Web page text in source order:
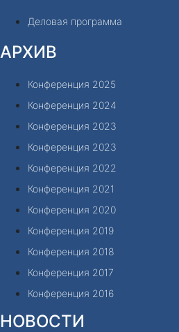
Деловая программа
АРХИВ
Конференция 2025
Конференция 2024
Конференция 2023
Конференция 2023
Конференция 2022
Конференция 2021
Конференция 2020
Конференция 2019
Конференция 2018
Конференция 2017
Конференция 2016
НОВОСТИ